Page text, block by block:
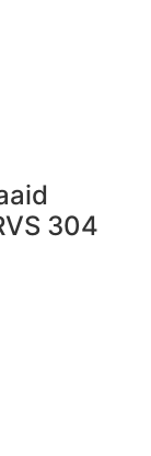
304